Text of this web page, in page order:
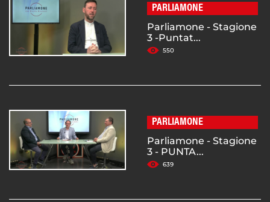
PARLIAMONE
Parliamone - Stagione
3 -Puntat...
550
PARLIAMONE
Parliamone - Stagione
3 - PUNTA...
639